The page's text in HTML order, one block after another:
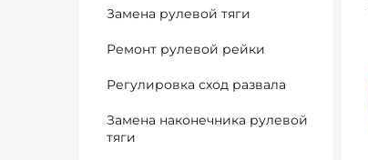
Замена рулевой тяги
Ремонт рулевой рейки
Регулировка сход развала
Замена наконечника рулевой
тяги